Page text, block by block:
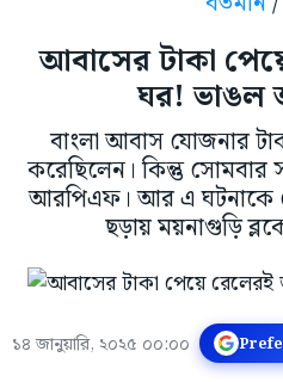
আবাসের টাকা
ঘর!
বাংলা আবাস যোজনার
করেছিলেন। কিন্তু সোমবার
আরপিএফ। আর এ ঘটনাকে
ছড়ায় ময়নাগুড়ি
১৪ জানুয়ারি, ২০২৫ ০০:০০